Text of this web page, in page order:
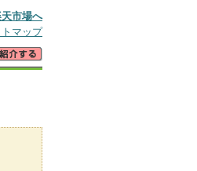
市場へ
マップ